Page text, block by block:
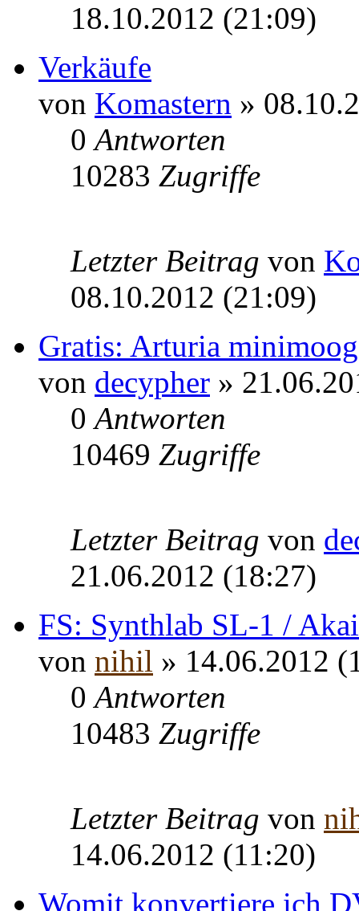
18.10.2012 (21:09)
Verkäufe
von Komastern »
0Antworten
10283 Zugriffe
Letzter Beitrag von
08.10.2012 (21:09)
Gratis: Arturia
von decypher »
0Antworten
10469 Zugriffe
Letzter Beitrag von
21.06.2012 (18:27)
FS: Synthlab SL-1 /
von nihil » 14.06.2012
0Antworten
10483 Zugriffe
Letzter Beitrag von
14.06.2012 (11:20)
Womit konvertiere ich